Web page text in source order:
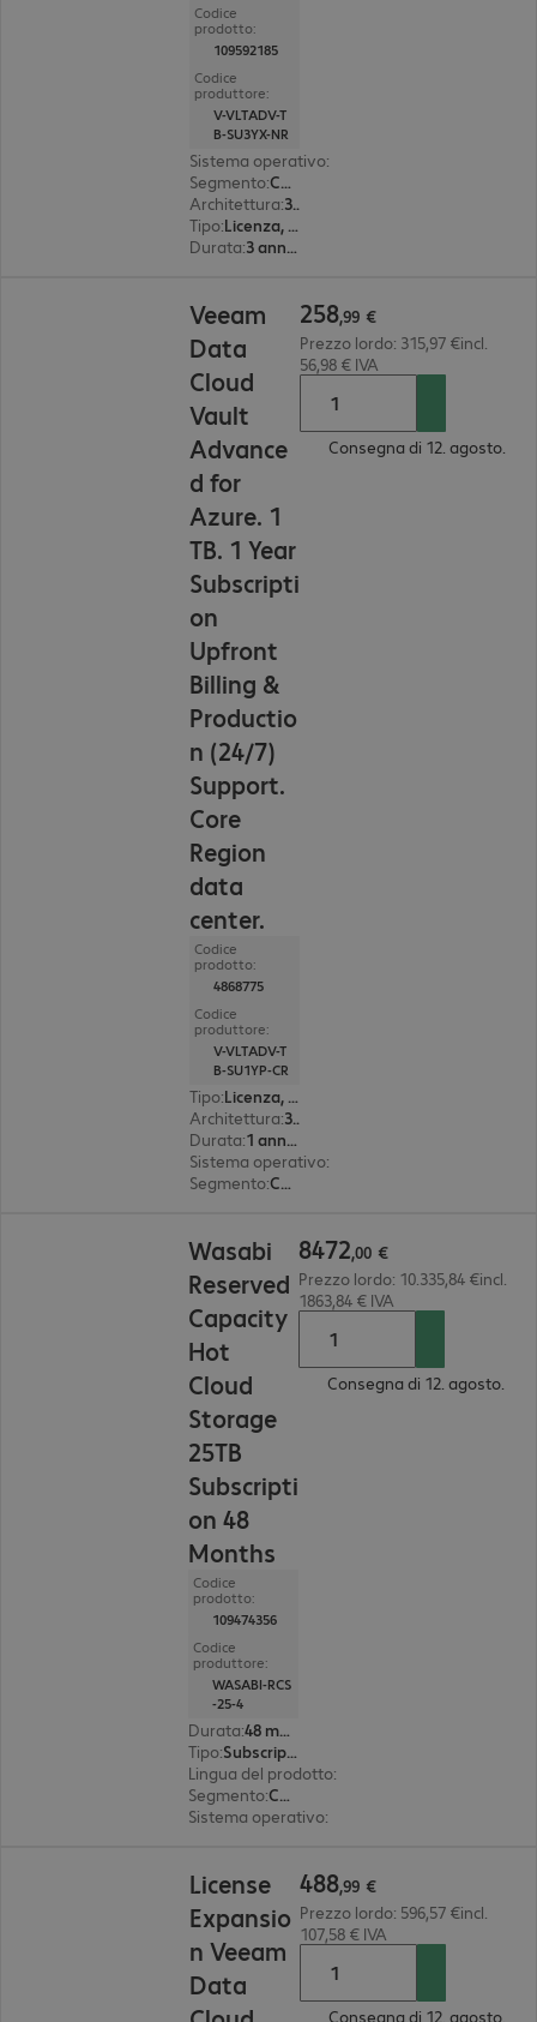
Codice
prodotto:
109592185
Codice
produttore:
V-VLTADV-T
B-SU3YX-NR
Sistema operativo:
Segmento:
Corporate
Architettura: 32 bit
Tipo:
Licenza, perpetual
Durata: 3 anno(i)
Veeam
Data
Cloud
Vault
Advance
d for
Azure. 1
TB. 1 Year
Subscripti
on
Upfront
Billing &
Productio
n (24/7)
Support.
Core
Region
data
center.
Codice
prodotto:
4868775
Codice
produttore:
V-VLTADV-T
B-SU1YP-CR
Tipo:
Licenza, perpetual
Architettura: 32 bit
Durata:
1 anno(i)
Sistema operativo:
Segmento: Corporate
258,99 €
Prezzo lordo: 315,97 €incl.
56,98 € IVA
Consegna di 12. agosto.
Wasabi
Reserved
Capacity
Hot
Cloud
Storage
25TB
Subscripti
on 48
Months
Codice
prodotto:
109474356
Codice
produttore:
WASABI-RCS
-25-4
Durata:
48 mesi
Tipo:
Subscription
Lingua del prodotto:
Segmento:
Corporate
Sistema operativo:
8472,00 €
Prezzo lordo: 10.335,84 €incl.
1863,84 € IVA
Consegna di 12. agosto.
License
Expansio
n Veeam
Data
488,99 €
Prezzo lordo: 596,57 €incl.
107,58 € IVA
Consegna di 12. agosto.